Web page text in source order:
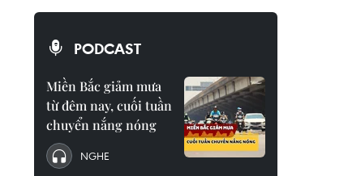
PODCAST
Miền Bắc giảm mưa
từ đêm nay, cuối tuần
chuyển nắng nóng
NGHE